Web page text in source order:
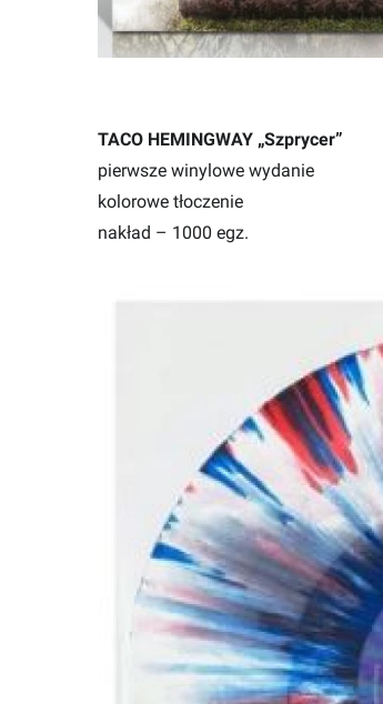
TACO HEMINGWAY „Szprycer”
pierwsze winylowe wydanie
kolorowe tłoczenie
nakład – 1000 egz.